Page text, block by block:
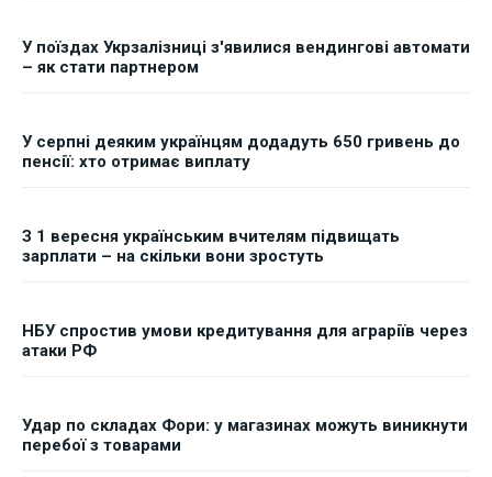
У поїздах Укрзалізниці з'явилися вендингові автомати
– як стати партнером
У серпні деяким українцям додадуть 650 гривень до
пенсії: хто отримає виплату
З 1 вересня українським вчителям підвищать
зарплати – на скільки вони зростуть
НБУ спростив умови кредитування для аграріїв через
атаки РФ
Удар по складах Фори: у магазинах можуть виникнути
перебої з товарами